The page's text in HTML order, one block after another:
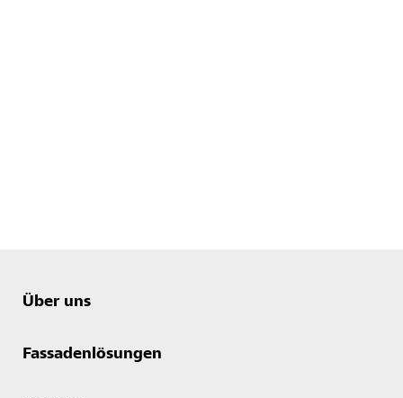
Über uns
Fassadenlösungen